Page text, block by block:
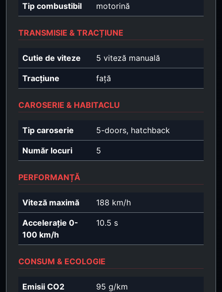
Tip combustibil motorină
TRANSMISIE & TRACȚIUNE
Cutie de viteze 5 viteză manuală
Tracțiune față
CAROSERIE & HABITACLU
Tip caroserie 5-doors, hatchback
Număr locuri 5
PERFORMANȚĂ
Viteză maximă 188 km/h
Accelerație 0-
100 km/h
10.5 s
CONSUM & ECOLOGIE
Emisii CO2 95 g/km